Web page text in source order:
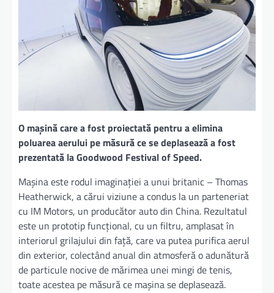
O mașină care a fost proiectată pentru a elimina
poluarea aerului pe măsură ce se deplasează a fost
prezentată la Goodwood Festival of Speed.
Mașina este rodul imaginației a unui britanic – Thomas
Heatherwick, a cărui viziune a condus la un parteneriat
cu IM Motors, un producător auto din China. Rezultatul
este un prototip funcțional, cu un filtru, amplasat în
interiorul grilajului din față, care va putea purifica aerul
din exterior, colectând anual din atmosferă o adunătură
de particule nocive de mărimea unei mingi de tenis,
toate acestea pe măsură ce mașina se deplasează.